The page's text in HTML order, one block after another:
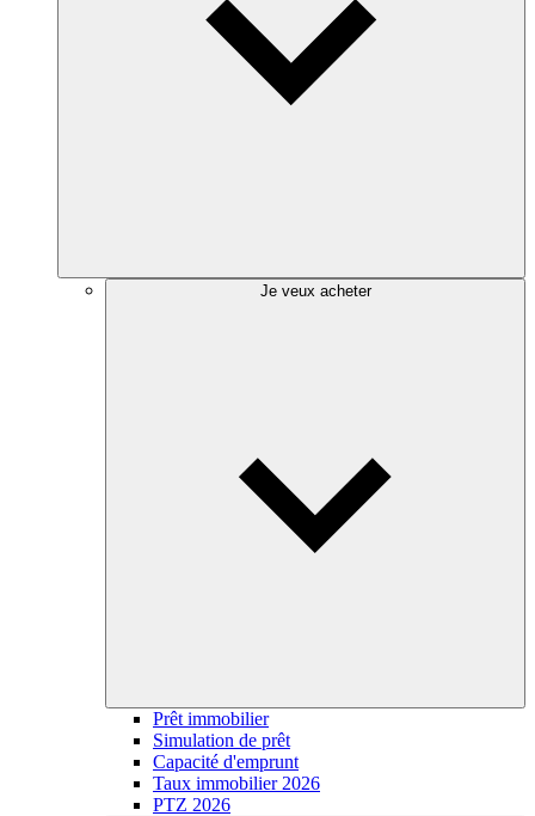
Je veux acheter
Prêt immobilier
Simulation de prêt
Capacité d'emprunt
Taux immobilier 2026
PTZ 2026